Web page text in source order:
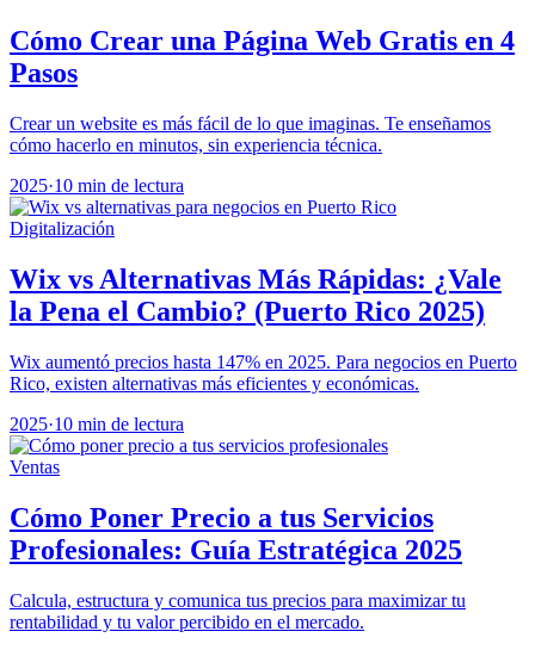
Cómo Crear una Página Web Gratis en 4
Pasos
Crear un website es más fácil de lo que imaginas. Te enseñamos
cómo hacerlo en minutos, sin experiencia técnica.
2025·10 min de lectura
Digitalización
Wix vs Alternativas Más Rápidas: ¿Vale
la Pena el Cambio? (Puerto Rico 2025)
Wix aumentó precios hasta 147% en 2025. Para negocios en Puerto
Rico, existen alternativas más eficientes y económicas.
2025·10 min de lectura
Ventas
Cómo Poner Precio a tus Servicios
Profesionales: Guía Estratégica 2025
Calcula, estructura y comunica tus precios para maximizar tu
rentabilidad y tu valor percibido en el mercado.